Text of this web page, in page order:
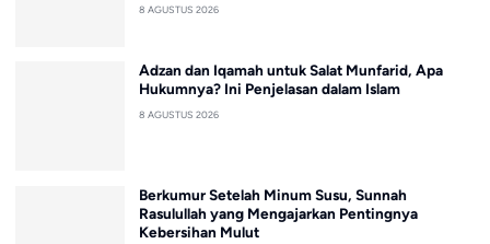
8 AGUSTUS 2026
Adzan dan Iqamah untuk Salat Munfarid, Apa
Hukumnya? Ini Penjelasan dalam Islam
8 AGUSTUS 2026
Berkumur Setelah Minum Susu, Sunnah
Rasulullah yang Mengajarkan Pentingnya
Kebersihan Mulut